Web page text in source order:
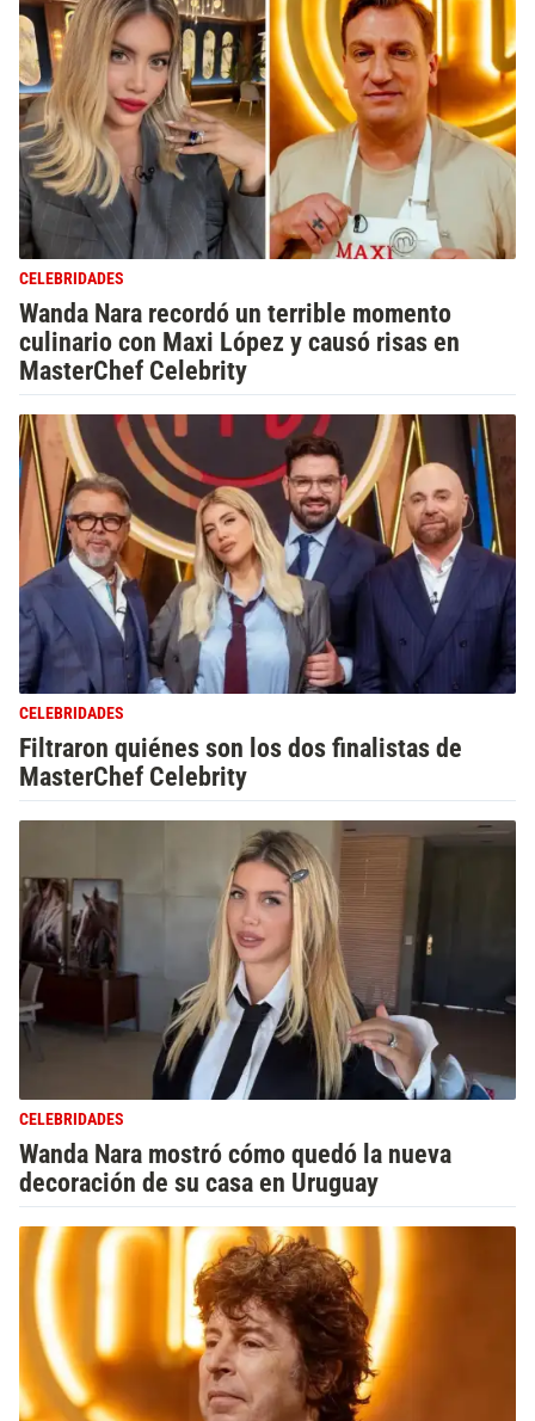
CELEBRIDADES
Wanda Nara recordó un terrible momento
culinario con Maxi López y causó risas en
MasterChef Celebrity
CELEBRIDADES
Filtraron quiénes son los dos finalistas de
MasterChef Celebrity
CELEBRIDADES
Wanda Nara mostró cómo quedó la nueva
decoración de su casa en Uruguay